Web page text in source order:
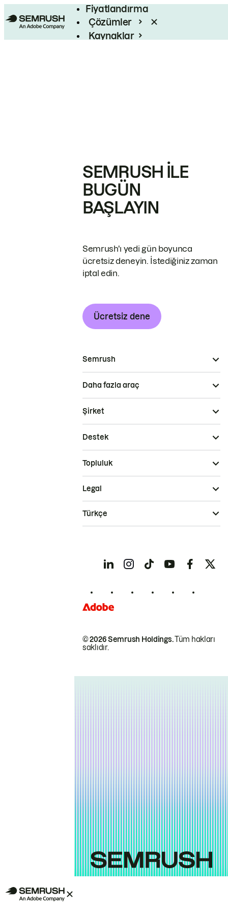
Fiyatlandırma
Çözümler
Kaynaklar
SEMRUSH ILE
BUGÜN
BAŞLAYIN
Semrush'ı yedi gün boyunca
ücretsiz deneyin. İstediğiniz zaman
iptal edin.
Ücretsiz dene
Semrush
Daha fazla araç
Şirket
Destek
Topluluk
© 2026 Semrush Holdings.Tüm hakları
saklıdır.
Legal
Türkçe